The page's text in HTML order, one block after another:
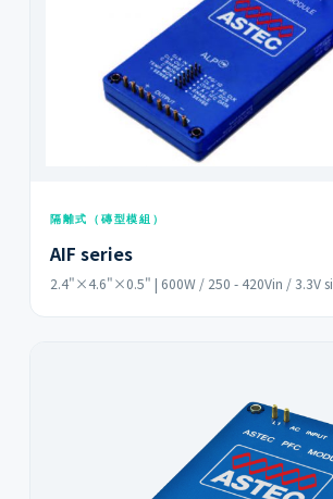
隔離式（磚型模組）
AIF series
2.4"×4.6"×0.5" | 600W / 250 - 420Vin / 3.3V si